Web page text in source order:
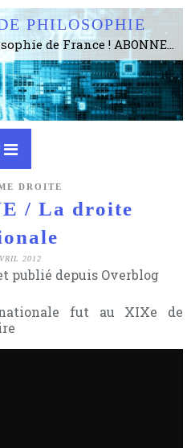
PHILOSOPHIE
Le plus gros site de philosophie de France ! ABONNEZ-VOUS ! 4115 Articles, 1634 abonné·e·s, depuis 2006 . . . . . . . . 2 852 214 pages vues jusqu'à présent. Prestance et être apte à un plus grand nombre de choses.
DROITE
/ La droite
2012
publié depuis Overblog
fut au XIXe de